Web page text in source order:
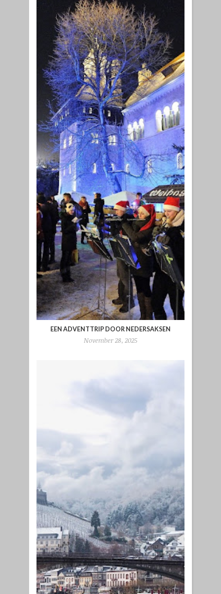
EEN ADVENTTRIP DOOR NEDERSAKSEN
November 28, 2025